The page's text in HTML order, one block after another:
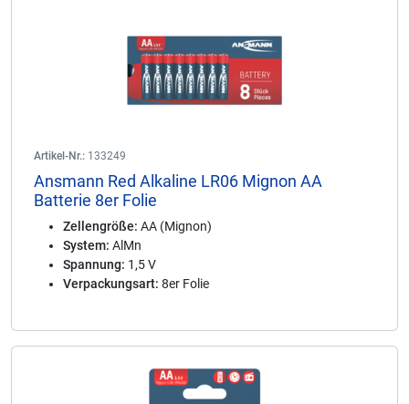
Artikel-Nr.: 133249
Ansmann Red Alkaline LR06 Mignon AA
Batterie 8er Folie
Zellengröße: AA (Mignon)
System: AlMn
Spannung: 1,5 V
Verpackungsart: 8er Folie